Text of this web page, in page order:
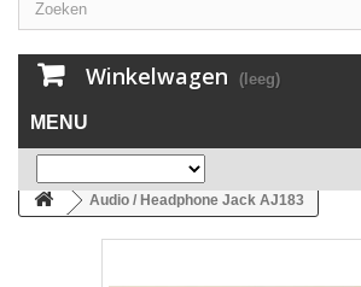
Winkelwagen (leeg)
MENU
Audio / Headphone Jack AJ183